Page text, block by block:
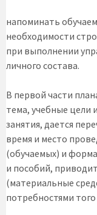
напоминать
необходимости
при выполнении
личного состава.
В первой части
тема, учебные цели
занятия, дается
время и место
(обучаемых) и
и пособий,
(материальные
потребностями